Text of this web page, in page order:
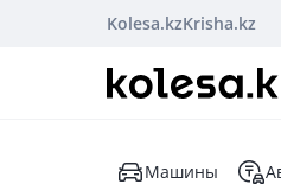
Kolesa.kzKrisha.kz
Машины